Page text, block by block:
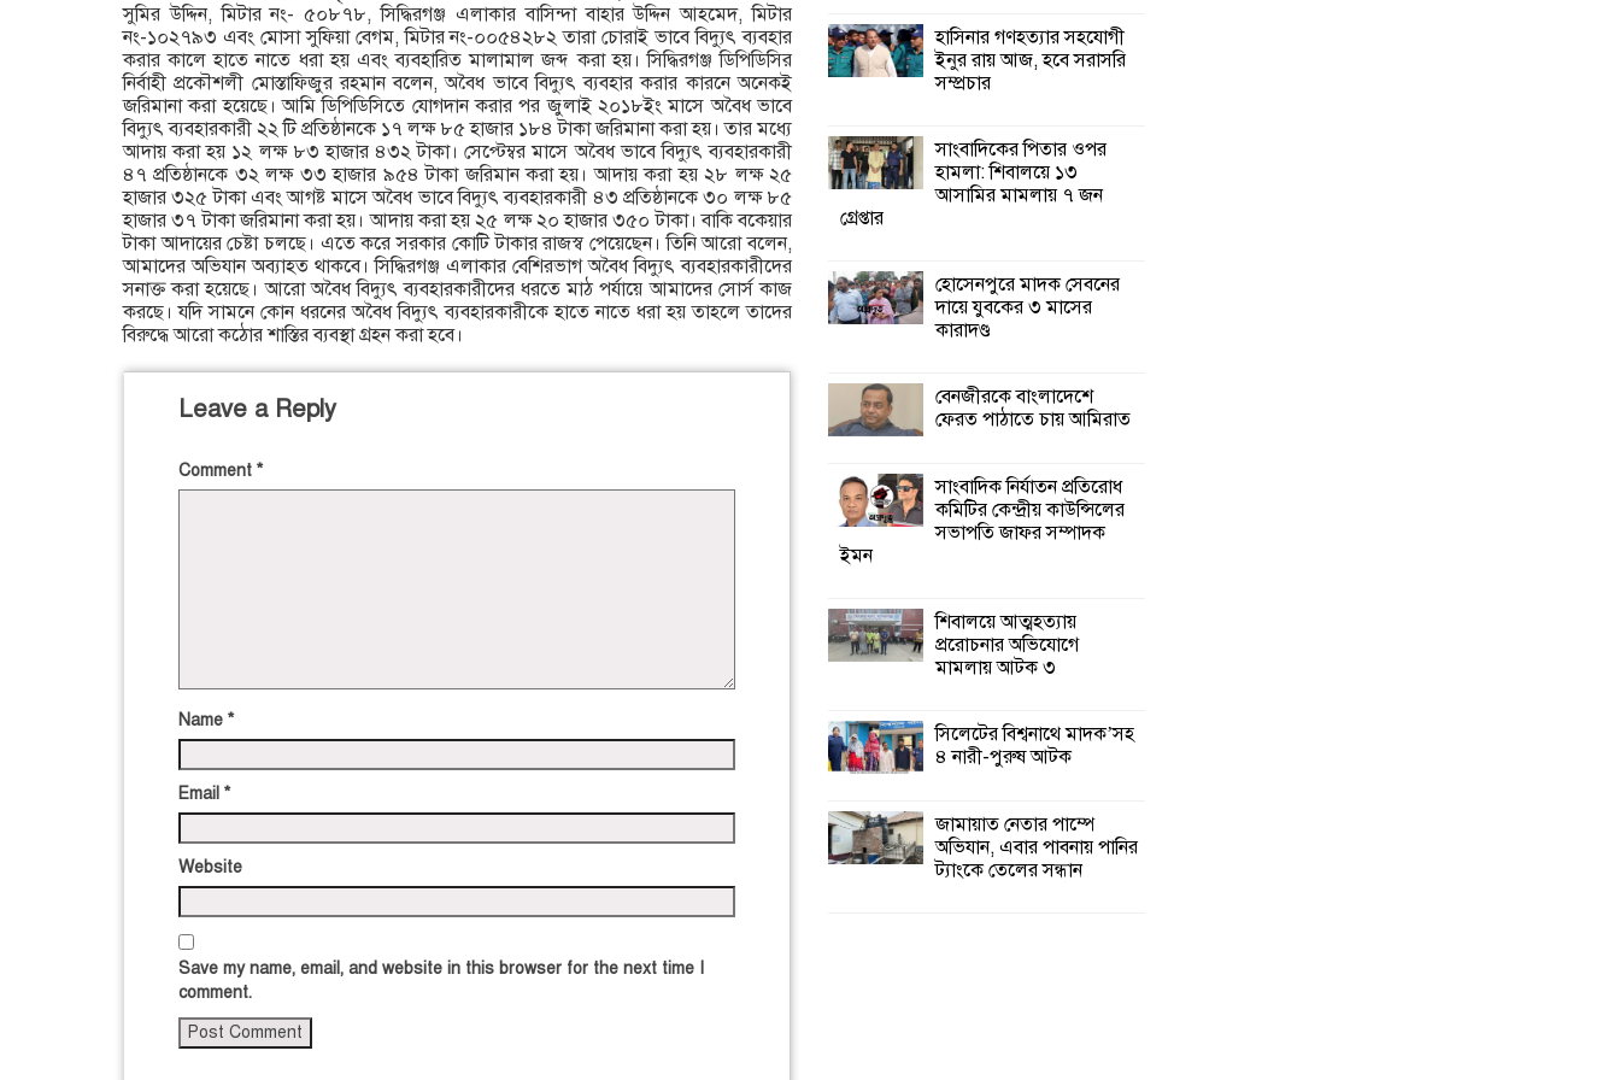
সুমির উদ্দিন, মিটার নং- ৫০৮৭৮, সিদ্ধিরগঞ্জ এলাকার বাসিন্দা বাহার উদ্দিন আহমেদ, মিটার
নং-১০২৭৯৩ এবং মোসা সুফিয়া বেগম, মিটার নং-০০৫৪২৮২ তারা চোরাই ভাবে বিদ্যুৎ ব্যবহার
করার কালে হাতে নাতে ধরা হয় এবং ব্যবহারিত মালামাল জব্দ করা হয়। সিদ্ধিরগঞ্জ ডিপিডিসির
নির্বাহী প্রকৌশলী মোস্তাফিজুর রহমান বলেন, অবৈধ ভাবে বিদ্যুৎ ব্যবহার করার কারনে অনেকই
জরিমানা করা হয়েছে। আমি ডিপিডিসিতে যোগদান করার পর জুলাই ২০১৮ইং মাসে অবৈধ ভাবে
বিদ্যুৎ ব্যবহারকারী ২২ টি প্রতিষ্ঠানকে ১৭ লক্ষ ৮৫ হাজার ১৮৪ টাকা জরিমানা করা হয়। তার মধ্যে
আদায় করা হয় ১২ লক্ষ ৮৩ হাজার ৪৩২ টাকা। সেপ্টেম্বর মাসে অবৈধ ভাবে বিদ্যুৎ ব্যবহারকারী
৪৭ প্রতিষ্ঠানকে ৩২ লক্ষ ৩৩ হাজার ৯৫৪ টাকা জরিমান করা হয়। আদায় করা হয় ২৮ লক্ষ ২৫
হাজার ৩২৫ টাকা এবং আগষ্ট মাসে অবৈধ ভাবে বিদ্যুৎ ব্যবহারকারী ৪৩ প্রতিষ্ঠানকে ৩০ লক্ষ ৮৫
হাজার ৩৭ টাকা জরিমানা করা হয়। আদায় করা হয় ২৫ লক্ষ ২০ হাজার ৩৫০ টাকা। বাকি বকেয়ার
টাকা আদায়ের চেষ্টা চলছে। এতে করে সরকার কোটি টাকার রাজস্ব পেয়েছেন। তিনি আরো বলেন,
আমাদের অভিযান অব্যাহত থাকবে। সিদ্ধিরগঞ্জ এলাকার বেশিরভাগ অবৈধ বিদ্যুৎ ব্যবহারকারীদের
সনাক্ত করা হয়েছে। আরো অবৈধ বিদ্যুৎ ব্যবহারকারীদের ধরতে মাঠ পর্যায়ে আমাদের সোর্স কাজ
করছে। যদি সামনে কোন ধরনের অবৈধ বিদ্যুৎ ব্যবহারকারীকে হাতে নাতে ধরা হয় তাহলে তাদের
বিরুদ্ধে আরো কঠোর শাস্তির ব্যবস্থা গ্রহন করা হবে।
Leave a Reply
Comment *
Name *
Email *
Website
Save my name, email, and website in this browser for the next time I
comment.
কালিগঞ্জে নিখোঁজ জেলের
মরদেহ অবশেষে মিলল
ইছামতী নদীতে
শ্রীউলা ইউনিয়ন বিএনপির
২নং ওয়ার্ডের উদ্যোগে
কর্মী সম্মেলন অনুষ্ঠিত
শ্যামনগরে জলবায়ু
সহনশীল জনগোষ্ঠী গঠনে
প্রকল্পের অংশগ্রহণমূলক
শিখন ও অভিজ্ঞতা বিনিময় সভা
শ্যামনগরে বনবিভাগ ও
সিএমসির সাথে জেলেদের
হাসিনার গণহত্যার সহযোগী
ইনুর রায় আজ, হবে সরাসরি
সম্প্রচার
সাংবাদিকের পিতার ওপর
হামলা: শিবালয়ে ১৩
আসামির মামলায় ৭ জন
গ্রেপ্তার
হোসেনপুরে মাদক সেবনের
দায়ে যুবকের ৩ মাসের
কারাদণ্ড
বেনজীরকে বাংলাদেশে
ফেরত পাঠাতে চায় আমিরাত
সাংবাদিক নির্যাতন প্রতিরোধ
কমিটির কেন্দ্রীয় কাউন্সিলের
সভাপতি জাফর সম্পাদক
ইমন
শিবালয়ে আত্মহত্যায়
প্ররোচনার অভিযোগে
মামলায় আটক ৩
সিলেটের বিশ্বনাথে মাদক’সহ
৪ নারী-পুরুষ আটক
জামায়াত নেতার পাম্পে
অভিযান, এবার পাবনায় পানির
ট্যাংকে তেলের সন্ধান